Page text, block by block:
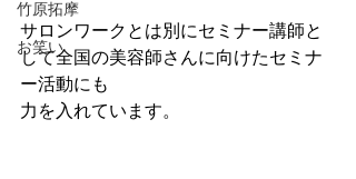
竹原拓摩
お笑い
サロンワークとは別にセミナー講師と
して全国の美容師さんに向けたセミナ
ー活動にも
力を入れています。